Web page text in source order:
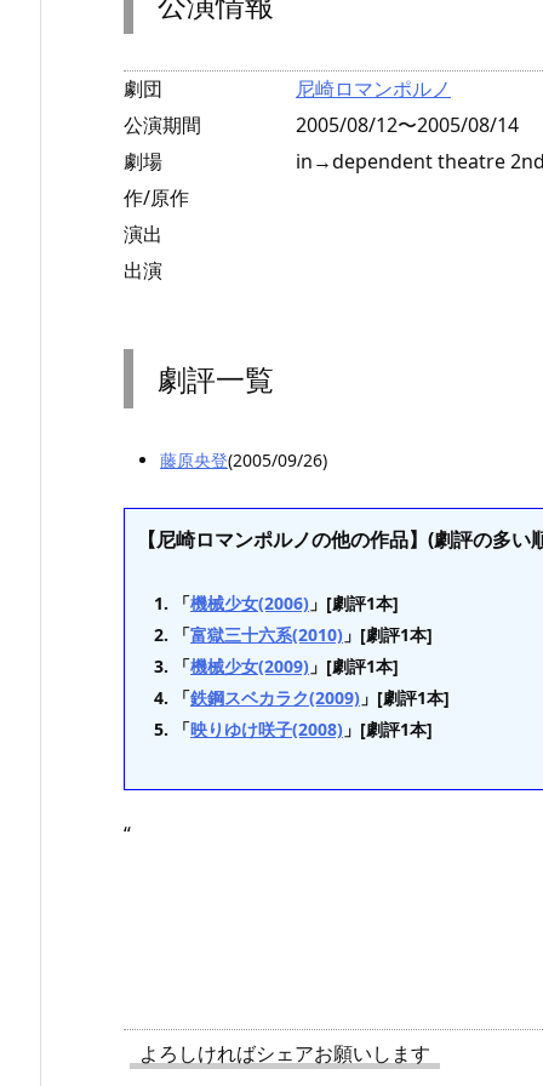
劇団
尼崎ロマンポルノ
公演期間
2005/08/12〜2005/08/14
劇場
in→dependent theatre
作/原作
演出
出演
劇評一覧
藤原央登(2005/09/26)
【尼崎ロマンポルノの他の作品】(劇評の多い
「機械少女(2006) 」[劇評1本]
「富獄三十六系(2010) 」[劇評1本]
「機械少女(2009) 」[劇評1本]
「鉄鋼スベカラク(2009) 」[劇評1本]
「映りゆけ咲子(2008) 」[劇評1本]
“
よろしければシェアお願いします